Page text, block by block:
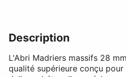
Description
L'Abri Madriers massifs 28
qualité supérieure conçu